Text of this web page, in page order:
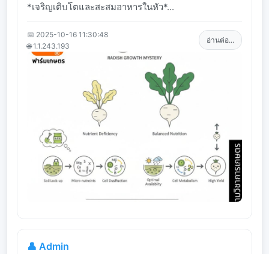
*เจริญเติบโตและสะสมอาหารในหัว*...
📅 2025-10-16 11:30:48
🌐 1.1.243.193
อ่านต่อ...
👤 Admin